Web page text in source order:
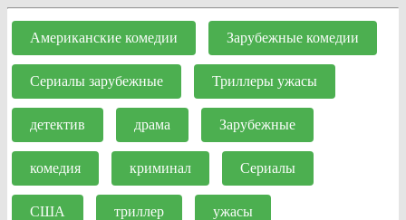
Close
Button
Американские комедии Зарубежные комедии
Сериалы зарубежные Триллеры ужасы
детектив драма Зарубежные
комедия криминал Сериалы
США триллер ужасы